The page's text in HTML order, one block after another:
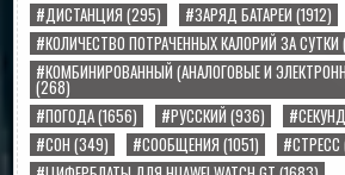
#ДИСТАНЦИЯ (295) #ЗАРЯД БАТАРЕИ (1912)
#КОЛИЧЕСТВО ПОТРАЧЕННЫХ КАЛОРИЙ ЗА СУТКИ
#КОМБИНИРОВАННЫЙ (АНАЛОГОВЫЕ И
(268)
#ПОГОДА(1656) #РУССКИЙ (936)
#СОН (349) #СООБЩЕНИЯ (1051) #СТРЕСС